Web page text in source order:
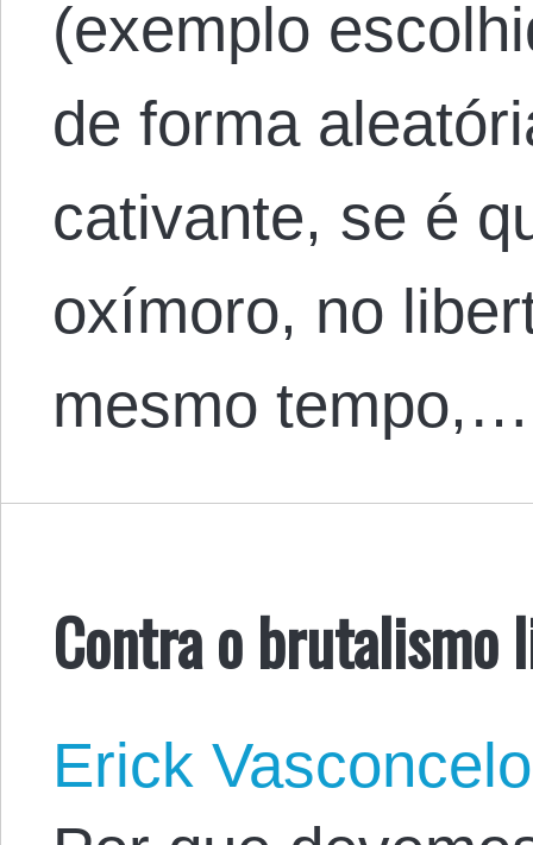
(exemplo
de forma
cativante, se é
oxímoro, no
mesmo tempo,…
Contra o brutalismo
Erick